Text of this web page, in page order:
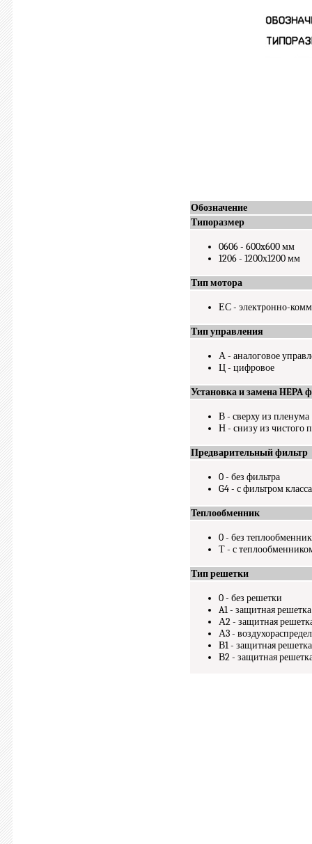
Обозначение
Типоразмер
0606 - 600x600 мм
1206 - 1200х1200 мм
Тип мотора
ЕС - электронно-
Тип управления
А - аналоговое
Ц - цифровое
Установка и замена HEPA
В - сверху из пленума
Н - снизу из чистого
Предварительный фильтр
0 - без фильтра
G4 - с фильтром
Теплообменник
0 - без
Т - с
Тип решетки
0 - без решетки
A1 - защитная
А2 - защитная
А3 -
В1 - защитная
В2 - защитная